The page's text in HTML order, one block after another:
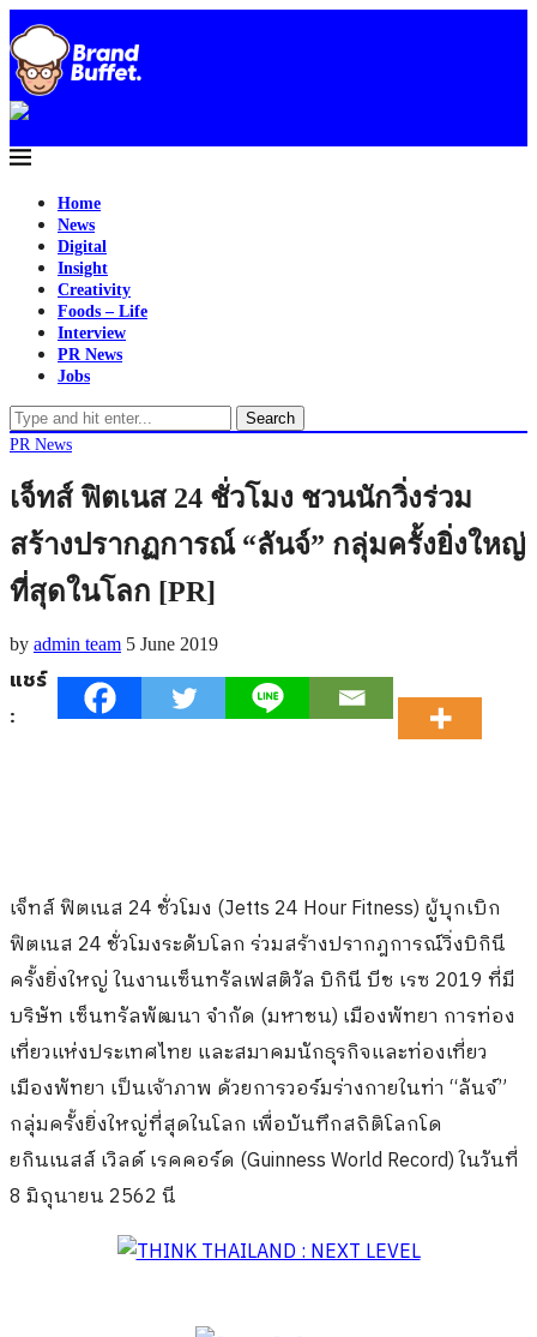
Home
News
Digital
Insight
Creativity
Foods – Life
Interview
PR News
Jobs
Search
PR News
เจ็ทส์ ฟิตเนส 24 ชั่วโมง ชวนนักวิ่งร่วม
สร้างปรากฏการณ์ “ลันจ์” กลุ่มครั้งยิ่งใหญ่
ที่สุดในโลก [PR]
by admin team 5 June 2019
แชร์
:
เจ็ทส์ ฟิตเนส 24 ชั่วโมง (Jetts 24 Hour Fitness) ผู้บุกเบิก
ฟิตเนส 24ชั่วโมงระดับโลก ร่วมสร้างปรากฎการณ์วิ่งบิกินี
ครั้งยิ่งใหญ่ ในงานเซ็นทรัลเฟสติวัล บิกินี บีช เรซ 2019 ที่มี
บริษัท เซ็นทรัลพัฒนา จำกัด (มหาชน) เมืองพัทยา การท่อง
เที่ยวแห่งประเทศไทย และสมาคมนักธุรกิจและท่องเที่ยว
เมืองพัทยา เป็นเจ้าภาพ ด้วยการวอร์มร่างกายในท่า “ลันจ์”
กลุ่มครั้งยิ่งใหญ่ที่สุดในโลก เพื่อบันทึกสถิติโลกโด
ยกินเนสส์ เวิลด์ เรคคอร์ด (Guinness World Record)ในวันที่
8 มิถุนายน 2562 นี